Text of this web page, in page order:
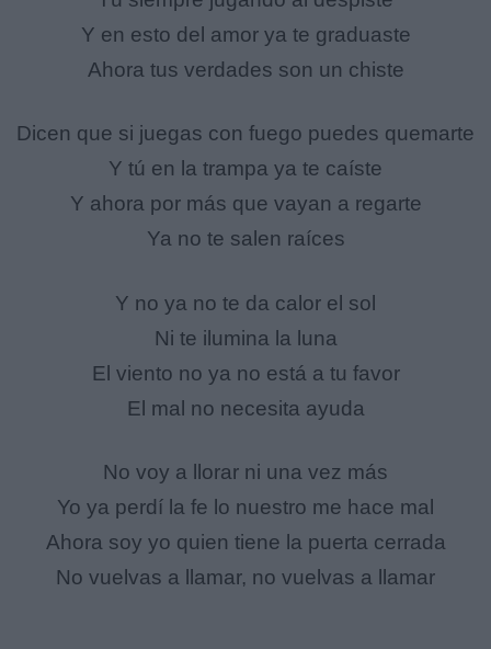
Y en esto del amor ya te graduaste
Ahora tus verdades son un chiste
Dicen que si juegas con fuego puedes quemarte
Y tú en la trampa ya te caíste
Y ahora por más que vayan a regarte
Ya no te salen raíces
Y no ya no te da calor el sol
Ni te ilumina la luna
El viento no ya no está a tu favor
El mal no necesita ayuda
No voy a llorar ni una vez más
Yo ya perdí la fe lo nuestro me hace mal
Ahora soy yo quien tiene la puerta cerrada
No vuelvas a llamar, no vuelvas a llamar